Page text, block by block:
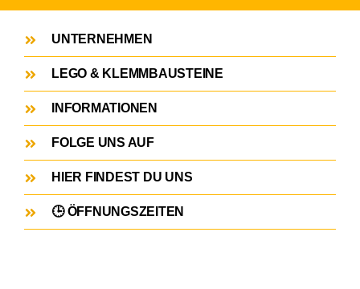
UNTERNEHMEN
LEGO & KLEMMBAUSTEINE
INFORMATIONEN
FOLGE UNS AUF
HIER FINDEST DU UNS
🕒 ÖFFNUNGSZEITEN